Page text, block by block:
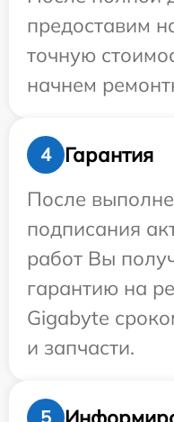
предоставим
точную
начнем
4
Гарантия
После
подписания
работ Вы
гарантию на
Gigabyte
и запчасти.
5